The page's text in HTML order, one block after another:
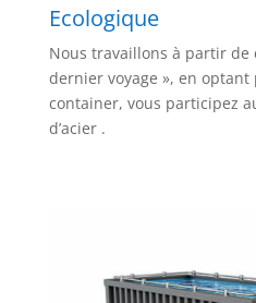
Ecologique
Nous travaillons à partir de
dernier voyage », en
container, vous participez
d’acier .